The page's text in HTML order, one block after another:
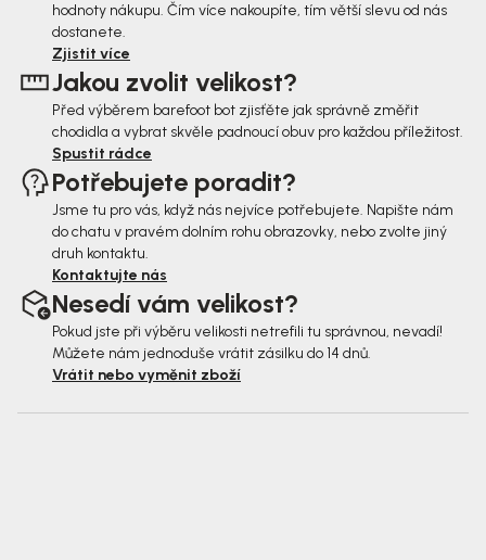
hodnoty nákupu. Čím více nakoupíte, tím větší slevu od nás
dostanete.
Zjistit více
Jakou zvolit velikost?
Před výběrem barefoot bot zjisťěte jak správně změřit
chodidla a vybrat skvěle padnoucí obuv pro každou příležitost.
Spustit rádce
Potřebujete poradit?
Jsme tu pro vás, když nás nejvíce potřebujete. Napište nám
do chatu v pravém dolním rohu obrazovky, nebo zvolte jiný
druh kontaktu.
Kontaktujte nás
Nesedí vám velikost?
Pokud jste při výběru velikosti netrefili tu správnou, nevadí!
Můžete nám jednoduše vrátit zásilku do 14 dnů.
Vrátit nebo vyměnit zboží